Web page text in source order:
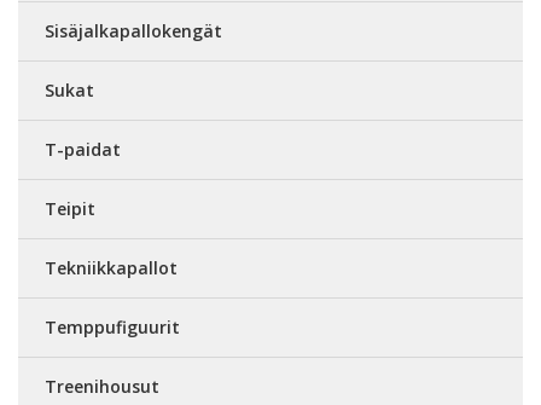
Sisäjalkapallokengät
Sukat
T-paidat
Teipit
Tekniikkapallot
Temppufiguurit
Treenihousut